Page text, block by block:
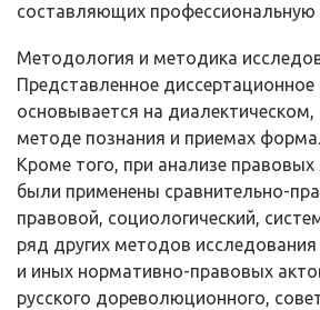
составляющих профессиональную
Методология и методика
Представленное диссертаци­онное
основывается на
методе по­знания и приемах
Кроме того, при анализе правовых
были применены сравнительно-
правовой, социологический,
ряд других методов
и иных нормативно-правовых
русского дореволюционного,